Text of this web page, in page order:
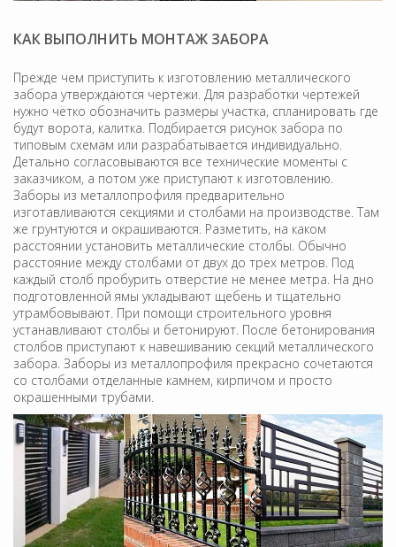
КАК ВЫПОЛНИТЬ МОНТАЖ ЗАБОРА
Прежде чем приступить к изготовлению металлического
забора утверждаются чертежи. Для разработки чертежей
нужно чётко обозначить размеры участка, спланировать где
будут ворота, калитка. Подбирается рисунок забора по
типовым схемам или разрабатывается индивидуально.
Детально согласовываются все технические моменты с
заказчиком, а потом уже приступают к изготовлению.
Заборы из металлопрофиля предварительно
изготавливаются секциями и столбами на производстве. Там
же грунтуются и окрашиваются. Разметить, на каком
расстоянии установить металлические столбы. Обычно
расстояние между столбами от двух до трёх метров. Под
каждый столб пробурить отверстие не менее метра. На дно
подготовленной ямы укладывают щебень и тщательно
утрамбовывают. При помощи строительного уровня
устанавливают столбы и бетонируют. После бетонирования
столбов приступают к навешиванию секций металлического
забора. Заборы из металлопрофиля прекрасно сочетаются
со столбами отделанные камнем, кирпичом и просто
окрашенными трубами.